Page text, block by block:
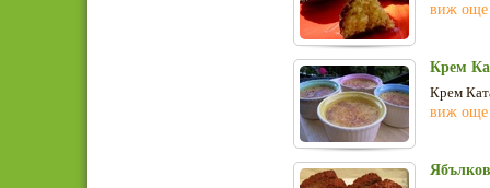
виж още
Крем
Крем
виж още